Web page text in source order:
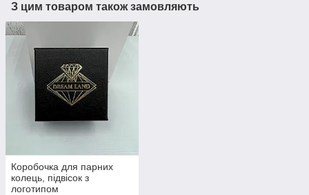
З цим товаром також замовляють
Коробочка для парних
колець, підвісок з
логотипом